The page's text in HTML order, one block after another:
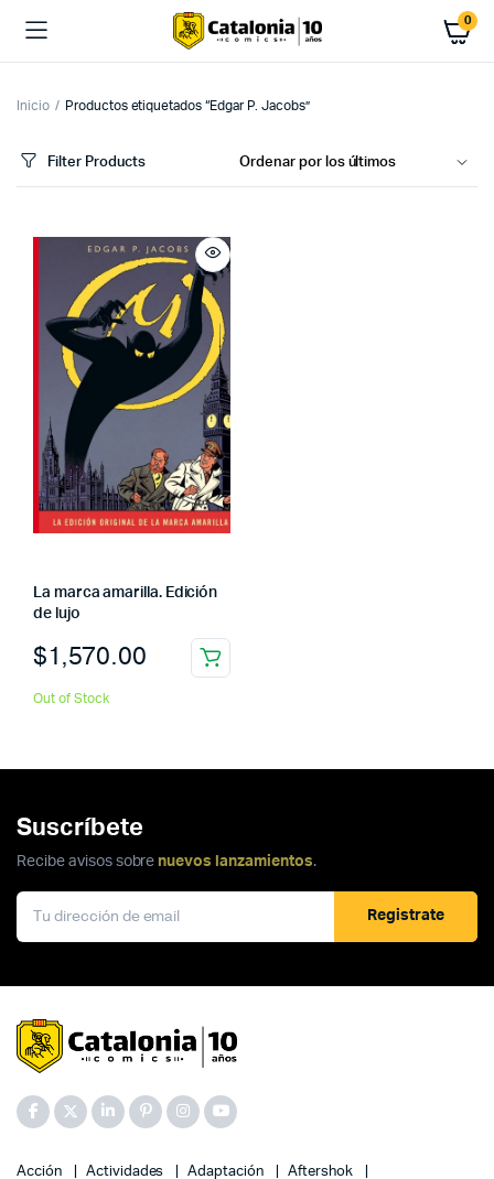
0
Inicio Productos etiquetados “Edgar P. Jacobs”
Filter Products
La marca amarilla. Edición
de lujo
$1,570.00
Out of Stock
Suscríbete
Recibe avisos sobre nuevos lanzamientos.
Registrate
Acción Actividades Adaptación
Aftershok